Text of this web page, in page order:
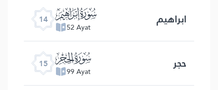
14 ﮚ
52 Ayat ابراهیم
15 ﮛ
99 Ayat حجر